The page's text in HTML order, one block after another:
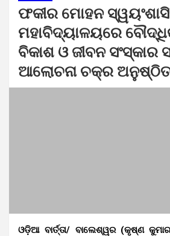
ଫକୀର ମୋହନ
ମହାବିଦ୍ୟାଳୟରେ
ବିକାଶ ଓ ଜୀବନ ସଂସ୍କାର
ଆଲୋଚନା ଚକ୍ର
ଓଡ଼ିଆ ବାର୍ତ୍ତା/ ବାଲେଶ୍ୱର (କୃଷ୍ଣ